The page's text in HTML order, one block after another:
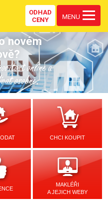
ODHAD
CENY
MENU
novém
online a
osobně.
CHCI KOUPIT
MAKLÉŘI
A JEJICH WEBY